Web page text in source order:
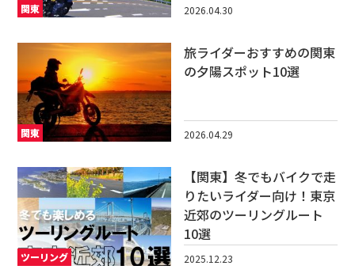
関東 2026.04.30
関東
旅ライダーおすすめの関東
の夕陽スポット10選
2026.04.29
ツーリング
【関東】冬でもバイクで走
りたいライダー向け！東京
近郊のツーリングルート
10選
2025.12.23